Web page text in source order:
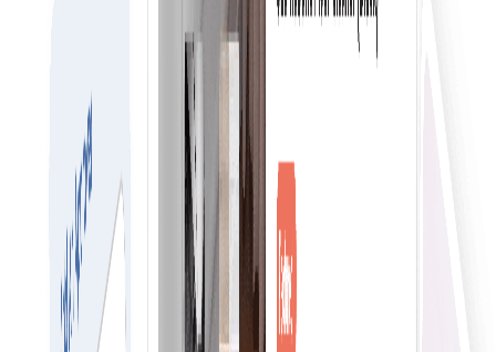
Sichere Erfahrung für Transaktionen
Sichere Erfahrung für Ihre Transaktionen und Daten mit
der höchsten Verschlüsselungsstufe durch die
Technologie.
Reibungslose Erfahrung für den elektronischen Handel